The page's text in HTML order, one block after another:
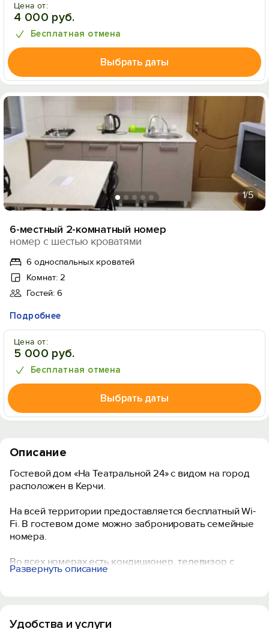
Цена от:
4 000 руб.
Бесплатная отмена
Выбрать даты
1/5
6-местный 2-комнатный номер
номер с шестью кроватями
6 односпальных кроватей
Комнат: 2
Гостей: 6
Подробнее
Цена от:
5 000 руб.
Бесплатная отмена
Выбрать даты
Описание
Гостевой дом «На Театральной 24» с видом на город
расположен в Керчи.
На всей территории предоставляется бесплатный Wi-
Fi. В гостевом доме можно забронировать семейные
номера.
Во всех номерах есть кондиционер, телевизор с
плоским экраном и кабельными каналами,
принадлежностями.
Развернуть описание
Удобства и услуги